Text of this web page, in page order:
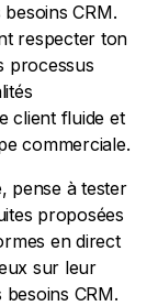
CRM.
respecter ton
processus
client fluide et
commerciale.
pense à tester
proposées
en direct
sur leur
CRM.